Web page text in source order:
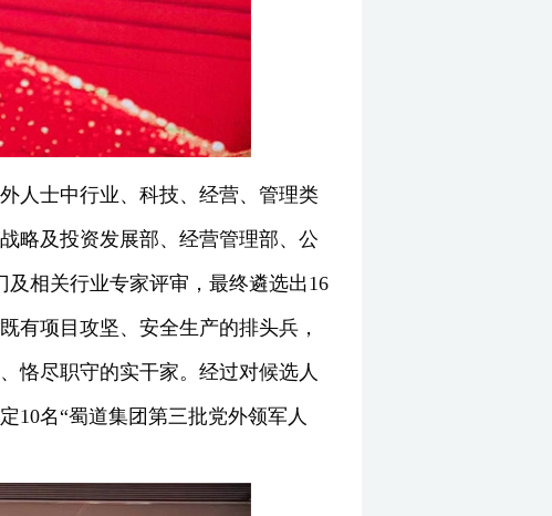
人士中行业、科技、经营、管理类
略及投资发展部、经营管理部、公
相关行业专家评审，最终遴选出16
有项目攻坚、安全生产的排头兵，
恪尽职守的实干家。经过对候选人
10名“蜀道集团第三批党外领军人